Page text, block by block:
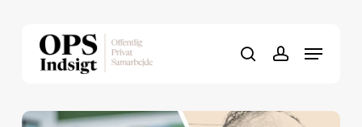
searchaccount
MenuClose